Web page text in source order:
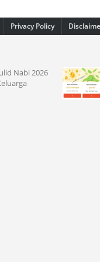
Privacy Policy
Kode
Saldo